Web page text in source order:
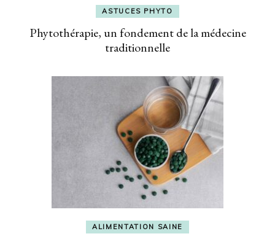
ASTUCES PHYTO
Phytothérapie, un fondement de la médecine
traditionnelle
ALIMENTATION SAINE